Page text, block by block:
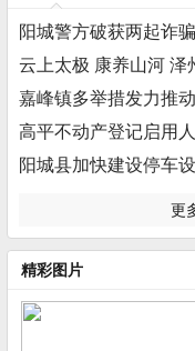
阳城警方破获两起诈
云上太极 康养山河 泽
嘉峰镇多举措发力推
高平不动产登记启用
阳城县加快建设停车
更
精彩图片